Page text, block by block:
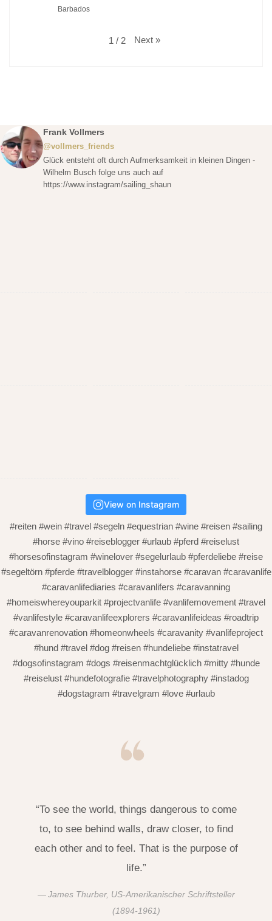
Barbados
1 / 2 Next »
Frank Vollmers
@vollmers_friends
Glück entsteht oft durch Aufmerksamkeit in kleinen Dingen -
Wilhelm Busch folge uns auch auf
https://www.instagram/sailing_shaun
View on Instagram
#reiten #wein #travel #segeln #equestrian #wine #reisen #sailing
#horse #vino #reiseblogger #urlaub #pferd #reiselust
#horsesofinstagram #winelover #segelurlaub #pferdeliebe #reise
#segeltörn #pferde #travelblogger #instahorse #caravan #caravanlife
#caravanlifediaries #caravanlifers #caravanning
#homeiswhereyouparkit #projectvanlife #vanlifemovement #travel
#vanlifestyle #caravanlifeexplorers #caravanlifeideas #roadtrip
#caravanrenovation #homeonwheels #caravanity #vanlifeproject
#hund #travel #dog #reisen #hundeliebe #instatravel
#dogsofinstagram #dogs #reisenmachtglücklich #mitty #hunde
#reiselust #hundefotografie #travelphotography #instadog
#dogstagram #travelgram #love #urlaub
“To see the world, things dangerous to come
to, to see behind walls, draw closer, to find
each other and to feel. That is the purpose of
life.”
James Thurber, US-Amerikanischer Schriftsteller
(1894-1961)